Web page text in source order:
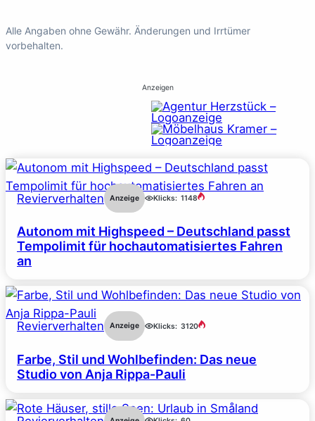
Alle Angaben ohne Gewähr. Änderungen und Irrtümer
vorbehalten.
Anzeigen
Revierverhalten Anzeige Klicks: 1148
Autonom mit Highspeed – Deutschland passt
Tempolimit für hochautomatisiertes Fahren
an
Revierverhalten Anzeige Klicks: 3120
Farbe, Stil und Wohlbefinden: Das neue
Studio von Anja Rippa-Pauli